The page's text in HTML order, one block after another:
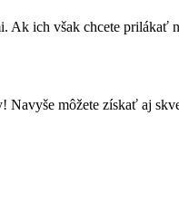
ich však chcete prilákať
Navyše môžete získať aj